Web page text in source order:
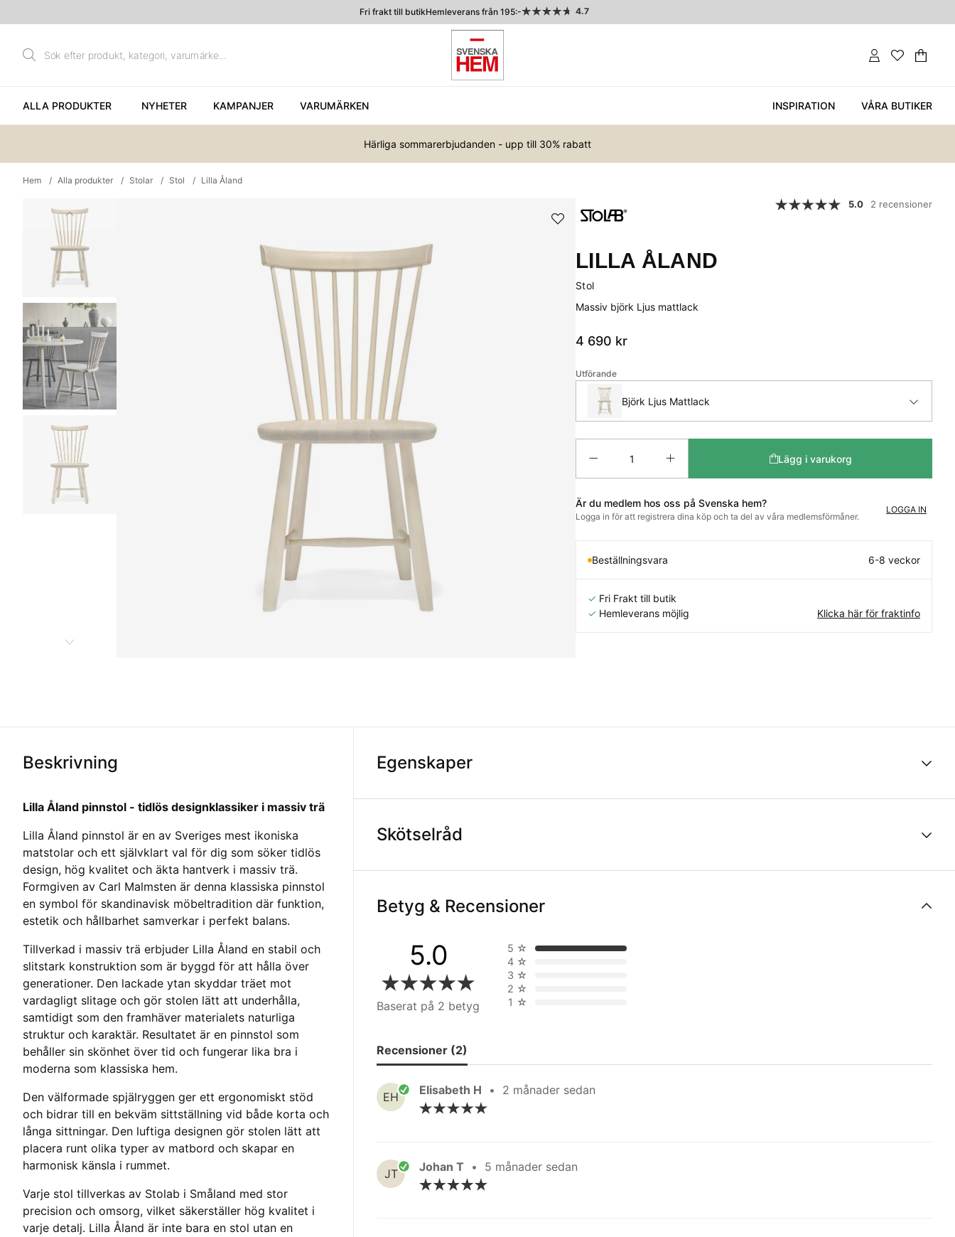
Fri frakt till butikHemleverans från 195:- 4.7
.
ALLA PRODUKTER NYHETER KAMPANJER VARUMÄRKEN INSPIRATION VÅRA BUTIKER
Härliga sommarerbjudanden - upp till 30% rabatt
Hem Alla produkter Stolar Stol Lilla Åland
Produktbilder 5.0 2 recensioner
LILLA ÅLAND
Stol
Massiv björk Ljus mattlack
4 690 kr
Utförande
Björk Ljus Mattlack
Lägg i varukorg
Är du medlem hos oss på Svenska hem?
Logga in för att registrera dina köp och ta del av våra medlemsförmåner.
LOGGA IN
Beställningsvara 6-8 veckor
✓ Fri Frakt till butik
✓ Hemleverans möjlig Klicka här för fraktinfo
Beskrivning
Lilla Åland pinnstol - tidlös designklassiker i massiv trä
Lilla Åland pinnstol är en av Sveriges mest ikoniska
matstolar och ett självklart val för dig som söker tidlös
design, hög kvalitet och äkta hantverk i massiv trä.
Formgiven av Carl Malmsten är denna klassiska pinnstol
en symbol för skandinavisk möbeltradition där funktion,
estetik och hållbarhet samverkar i perfekt balans.
Tillverkad i massiv trä erbjuder Lilla Åland en stabil och
slitstark konstruktion som är byggd för att hålla över
generationer. Den lackade ytan skyddar träet mot
vardagligt slitage och gör stolen lätt att underhålla,
samtidigt som den framhäver materialets naturliga
struktur och karaktär. Resultatet är en pinnstol som
behåller sin skönhet över tid och fungerar lika bra i
moderna som klassiska hem.
Den välformade spjälryggen ger ett ergonomiskt stöd
och bidrar till en bekväm sittställning vid både korta och
långa sittningar. Den luftiga designen gör stolen lätt att
placera runt olika typer av matbord och skapar en
harmonisk känsla i rummet.
Varje stol tillverkas av Stolab i Småland med stor
precision och omsorg, vilket säkerställer hög kvalitet i
varje detalj. Lilla Åland är inte bara en stol utan en
Egenskaper
Skötselråd
Betyg & Recensioner
5.0
Baserat på 2 betyg
5 ☆
4 ☆
3 ☆
2 ☆
1 ☆
Recensioner (2)
EH Elisabeth H • 2 månader sedan
JT Johan T • 5 månader sedan